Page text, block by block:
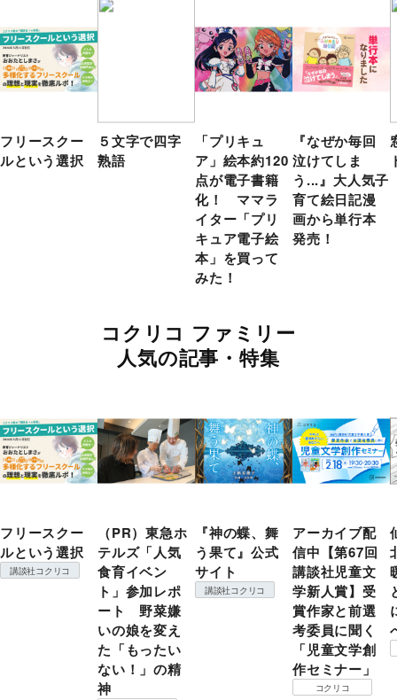
フリースクー
ルという選択
５文字で四字
熟語
「プリキュ
ア」絵本約120
点が電子書籍
化！ ママラ
イター「プリ
キュア電子絵
本」を買って
みた！
『なぜか毎回
泣けてしま
う...』大人気子
育て絵日記漫
画から単行本
発売！
コクリコ ファミリー
人気の記事・特集
フリースクー
ルという選択
講談社コクリコ
（PR）東急ホ
テルズ「人気
食育イベン
ト」参加レポ
ート 野菜嫌
いの娘を変え
た「もったい
ない！」の精
神
『神の蝶、舞
う果て』公式
サイト
講談社コクリコ
アーカイブ配
信中【第67回
講談社児童文
学新人賞】受
賞作家と前選
考委員に聞く
「児童文学創
作セミナー」
コクリコ